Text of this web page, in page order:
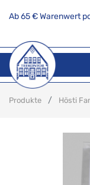
Ab 65 € Warenwert
Produkte Hösti